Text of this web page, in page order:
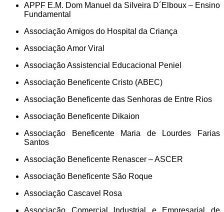
APPF E.M. Dom Manuel da Silveira D´Elboux – Ensino
Fundamental
Associação Amigos do Hospital da Criança
Associação Amor Viral
Associação Assistencial Educacional Peniel
Associação Beneficente Cristo (ABEC)
Associação Beneficente das Senhoras de Entre Rios
Associação Beneficente Dikaion
Associação Beneficente Maria de Lourdes Farias
Santos
Associação Beneficente Renascer – ASCER
Associação Beneficente São Roque
Associação Cascavel Rosa
Associação Comercial Industrial e Empresarial de